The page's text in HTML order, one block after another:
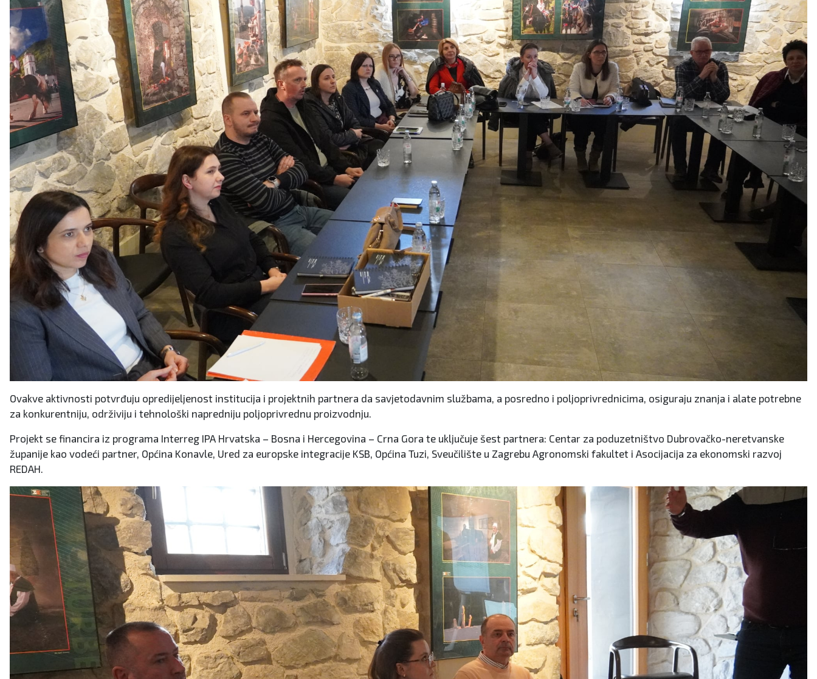
Ovakve aktivnosti potvrđuju opredijeljenost institucija i projektnih partnera da savjetodavnim službama, a posredno i poljoprivrednicima, osiguraju znanja i alate potrebne
za konkurentniju, održiviju i tehnološki napredniju poljoprivrednu proizvodnju.
Projekt se financira iz programa Interreg IPA Hrvatska – Bosna i Hercegovina – Crna Gora te uključuje šest partnera: Centar za poduzetništvo Dubrovačko-neretvanske
županije kao vodeći partner, Općina Konavle, Ured za europske integracije KSB, Općina Tuzi, Sveučilište u Zagrebu Agronomski fakultet i Asocijacija za ekonomski razvoj
REDAH.